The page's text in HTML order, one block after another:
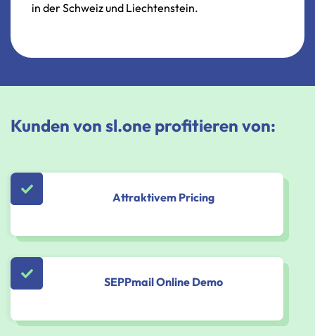
in derSchweiz und Liechtenstein.
Kunden von sl.one profitieren von:
Attraktivem Pricing
SEPPmail Online Demo